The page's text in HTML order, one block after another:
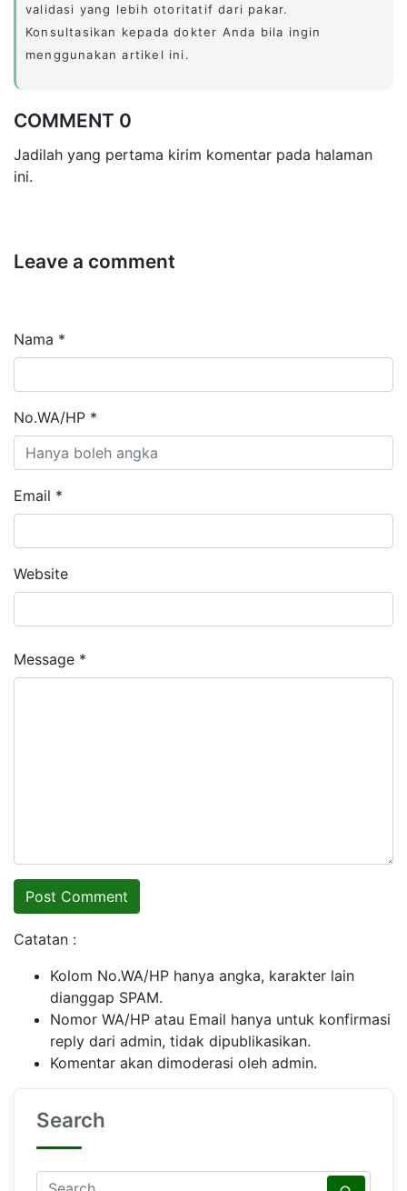
validasi yang lebih otoritatif dari pakar.
Konsultasikan kepada dokter Anda bila ingin
menggunakan artikel ini.
COMMENT 0
Jadilah yang pertama kirim komentar pada halaman
ini.
Leave a comment
Nama *
No.WA/HP *
Email *
Website
Message *
Catatan :
Kolom No.WA/HP hanya angka, karakter lain
dianggap SPAM.
Nomor WA/HP atau Email hanya untuk konfirmasi
reply dari admin, tidak dipublikasikan.
Komentar akan dimoderasi oleh admin.
Search